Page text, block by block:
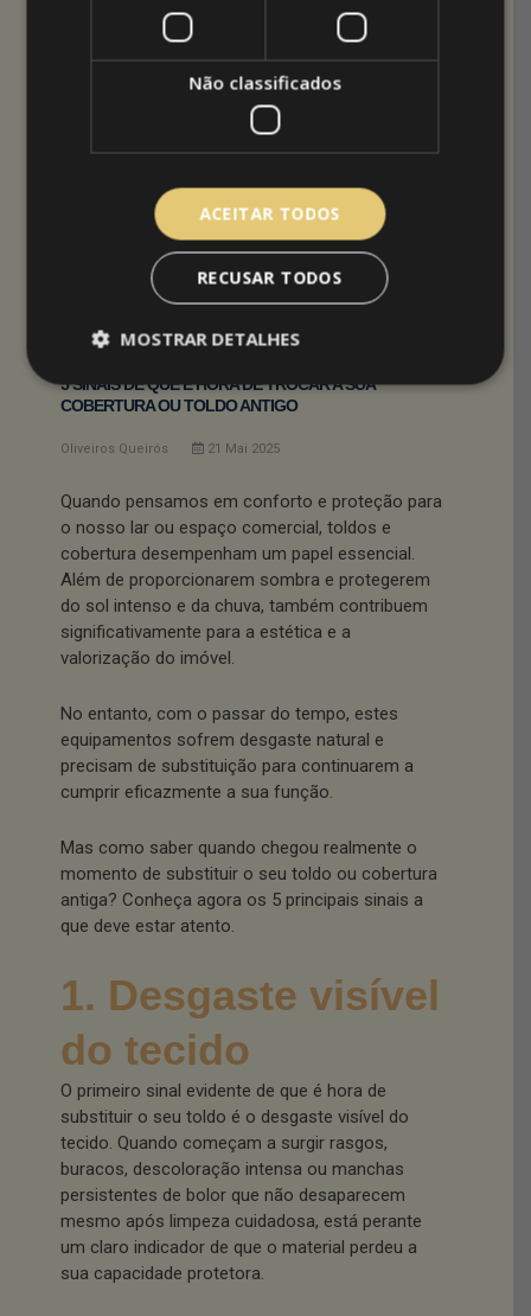
residenciais, comerciais e industriais.
Trabalhamos com materiais de alta durabilidade,
sistemas motorizados e design adaptado à
arquitetura do seu espaço, garantindo conforto
Peça o seu orçamento
e descubra como os
toldos da Arquitetoldos podem transformar o
5 SINAIS DE QUE É HORA DE TROCAR A SUA
COBERTURA OU TOLDO ANTIGO
Oliveiros Queirós 21 Mai 2025
Quando pensamos em conforto e proteção para
o nosso lar ou espaço comercial, toldos e
cobertura desempenham um papel essencial.
Além de proporcionarem sombra e protegerem
do sol intenso e da chuva, também contribuem
significativamente para a estética e a
valorização do imóvel.
No entanto, com o passar do tempo, estes
equipamentos sofrem desgaste natural e
precisam de substituição para continuarem a
cumprir eficazmente a sua função.
Mas como saber quando chegou realmente o
momento de substituir o seu toldo ou cobertura
antiga? Conheça agora os 5 principais sinais a
que deve estar atento.
1. Desgaste visível
do tecido
O primeiro sinal evidente de que é hora de
substituir o seu toldo é o desgaste visível do
tecido. Quando começam a surgir rasgos,
buracos, descoloração intensa ou manchas
persistentes de bolor que não desaparecem
mesmo após limpeza cuidadosa, está perante
um claro indicador de que o material perdeu a
sua capacidade protetora.
Não classificados
ACEITAR TODOS
RECUSAR TODOS
MOSTRAR DETALHES